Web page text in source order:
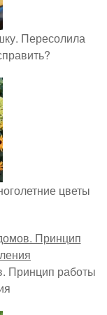
Пересолила
цветы
Принцип работы